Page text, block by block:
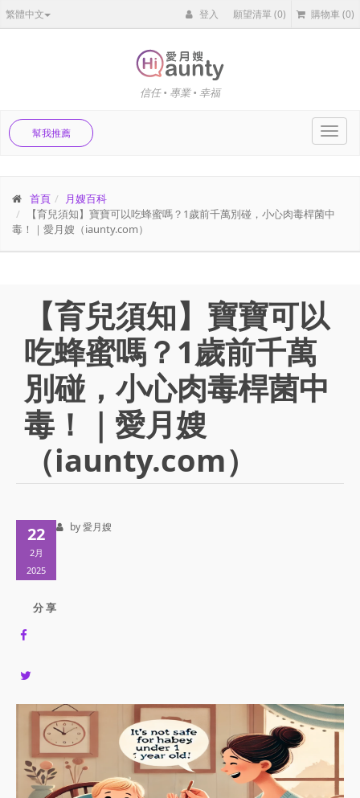
繁體中文 登入 願望清單(0) 購物車 (0)
信任 • 專業 • 幸福
幫我推薦
首頁
月嫂百科
【育兒須知】寶寶可以吃蜂蜜嗎？1歲前千萬別碰，小心肉毒桿菌中
毒！｜愛月嫂（iaunty.com）
【育兒須知】寶寶可以
吃蜂蜜嗎？1歲前千萬
別碰，小心肉毒桿菌中
毒！｜愛月嫂
（iaunty.com）
22
2月
2025
分 享
by 愛月嫂